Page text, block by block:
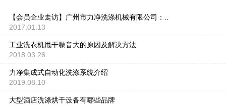
【会员企业走访】广州市力净洗涤机械有限公司：..
2017.01.13
工业洗衣机甩干噪音大的原因及解决方法
2018.03.26
力净集成式自动化洗涤系统介绍
2019.08.10
大型酒店洗涤烘干设备有哪些品牌